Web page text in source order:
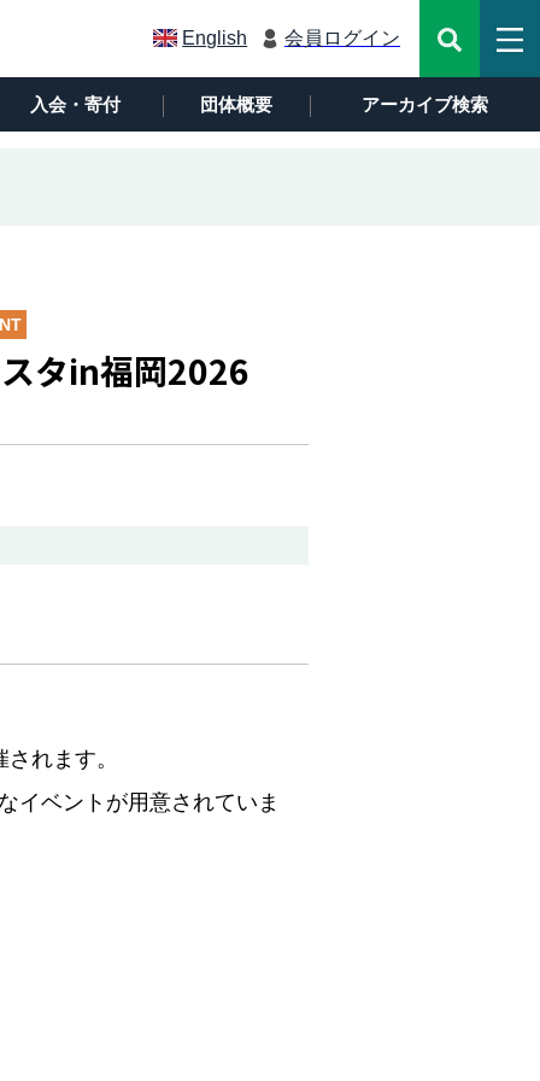
English 会員ログイン
入会・寄付 団体概要 アーカイブ検索
タin福岡2026
れます。
イベントが用意されていま